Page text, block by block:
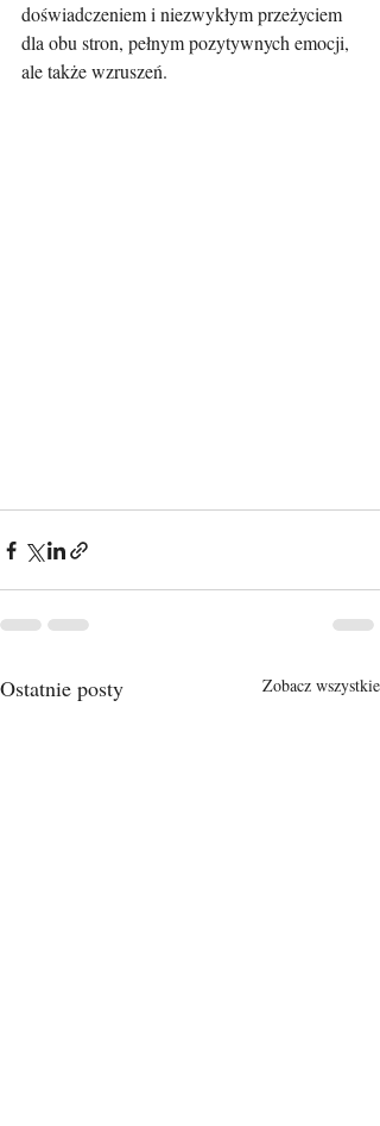
doświadczeniem i niezwykłym przeżyciem
dla obu stron, pełnym pozytywnych emocji,
ale także wzruszeń.
Ostatnie posty Zobacz wszystkie